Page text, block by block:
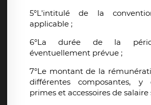
5°L'intitulé de la
applicable ;
6°La durée de la
éventuellement prévue ;
7°Le montant de la
différentes composantes, y
primes et accessoires de salaire